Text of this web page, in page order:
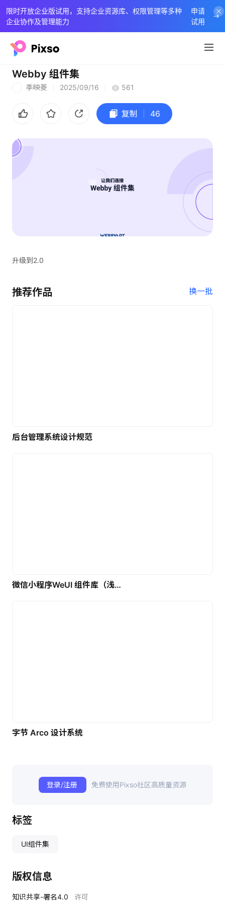
限时开放企业版试用，支持企业资源库、权限管理等多种
企业协作及管理能力
申请
试用
Webby 组件集
季映菱 2025/09/16 561
复制 46
升级到2.0
推荐作品 换一批
后台管理系统设计规范
微信小程序WeUI 组件库（浅色）| 免费UI设计素材
字节 Arco 设计系统
登录/注册 免费使用Pixso社区高质量资源
标签
UI组件集
版权信息
知识共享-署名4.0 许可